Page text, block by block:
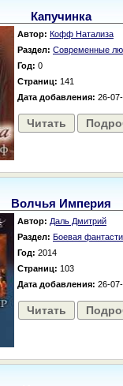
Капучинка
Автор: Кофф Натализа
Раздел: Современные
Год: 0
Страниц: 141
Дата добавления: 26-
Читать
Волчья Империя
Автор: Даль Дмитрий
Раздел: Боевая
Год: 2014
Страниц: 103
Дата добавления: 26-
Читать